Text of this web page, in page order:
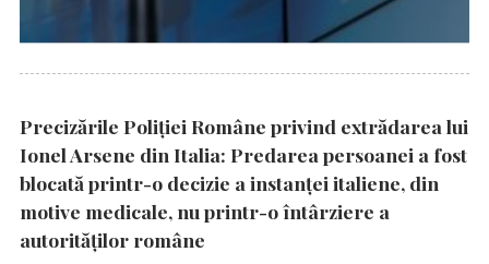
Precizările Poliţiei Române privind extrădarea lui
Ionel Arsene din Italia: Predarea persoanei a fost
blocată printr-o decizie a instanţei italiene, din
motive medicale, nu printr-o întârziere a
autorităţilor române